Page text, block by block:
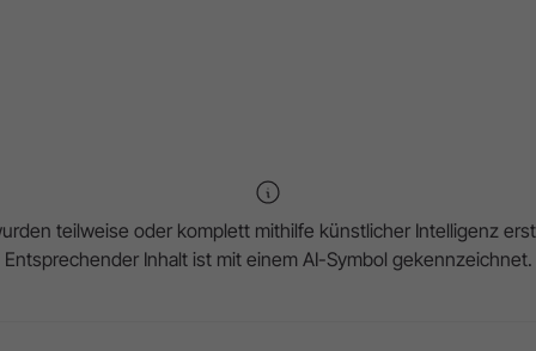
teilweise oder komplett mithilfe künstlicher Intelligenz
Entsprechender Inhalt ist mit einem AI-Symbol gekennzeichnet.